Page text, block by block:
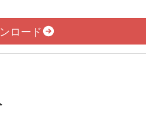
ロード